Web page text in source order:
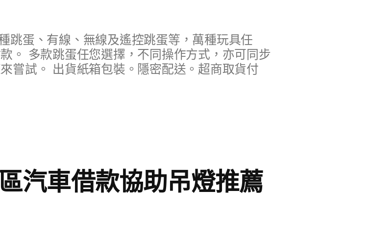
跳蛋、有線、無線及遙控跳蛋等，萬種玩具任
。 多款跳蛋任您選擇，不同操作方式，亦可同步
嘗試。 出貨紙箱包裝。隱密配送。超商取貨付
汽車借款協助吊燈推薦